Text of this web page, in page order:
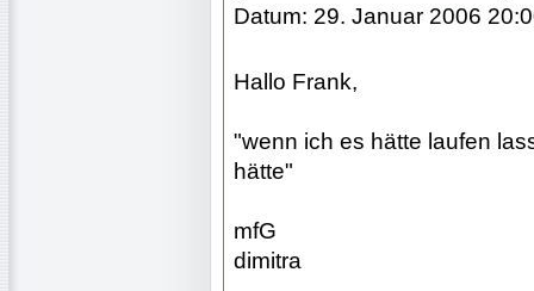
Datum: 29. Januar 2006
Hallo Frank,
"wenn ich es hätte laufen
hätte"
mfG
dimitra